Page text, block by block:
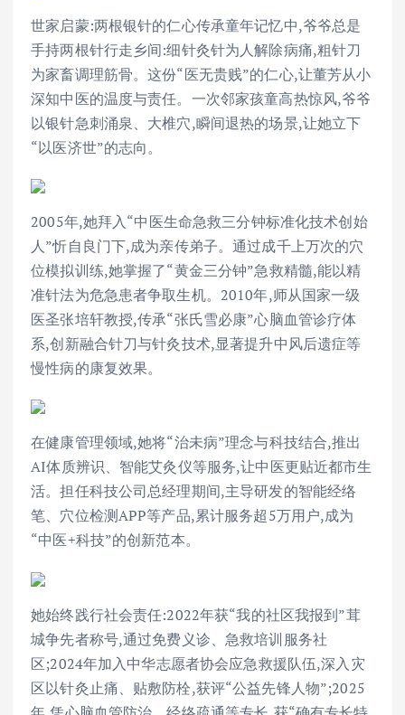
世家启蒙:两根银针的仁心传承童年记忆中,爷爷总是
手持两根针行走乡间:细针灸针为人解除病痛,粗针刀
为家畜调理筋骨。这份“医无贵贱”的仁心,让董芳从小
深知中医的温度与责任。一次邻家孩童高热惊风,爷爷
以银针急刺涌泉、大椎穴,瞬间退热的场景,让她立下
“以医济世”的志向。
2005年,她拜入“中医生命急救三分钟标准化技术创始
人”忻自良门下,成为亲传弟子。通过成千上万次的穴
位模拟训练,她掌握了“黄金三分钟”急救精髓,能以精
准针法为危急患者争取生机。2010年,师从国家一级
医圣张培轩教授,传承“张氏雪必康”心脑血管诊疗体
系,创新融合针刀与针灸技术,显著提升中风后遗症等
慢性病的康复效果。
在健康管理领域,她将“治未病”理念与科技结合,推出
AI体质辨识、智能艾灸仪等服务,让中医更贴近都市生
活。担任科技公司总经理期间,主导研发的智能经络
笔、穴位检测APP等产品,累计服务超5万用户,成为
“中医+科技”的创新范本。
她始终践行社会责任:2022年获“我的社区我报到”茸
城争先者称号,通过免费义诊、急救培训服务社
区;2024年加入中华志愿者协会应急救援队伍,深入灾
区以针灸止痛、贴敷防栓,获评“公益先锋人物”;2025